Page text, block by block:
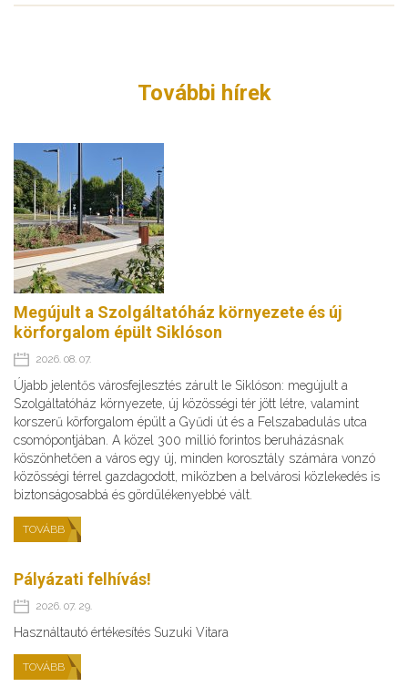
További hírek
Megújult a Szolgáltatóház környezete és új
körforgalom épült Siklóson
2026. 08. 07.
Újabb jelentős városfejlesztés zárult le Siklóson: megújult a
Szolgáltatóház környezete, új közösségi tér jött létre, valamint
korszerű körforgalom épült a Gyűdi út és a Felszabadulás utca
csomópontjában. A közel 300 millió forintos beruházásnak
köszönhetően a város egy új, minden korosztály számára vonzó
közösségi térrel gazdagodott, miközben a belvárosi közlekedés is
biztonságosabbá és gördülékenyebbé vált.
TOVÁBB
Pályázati felhívás!
2026. 07. 29.
Használtautó értékesítés Suzuki Vitara
TOVÁBB